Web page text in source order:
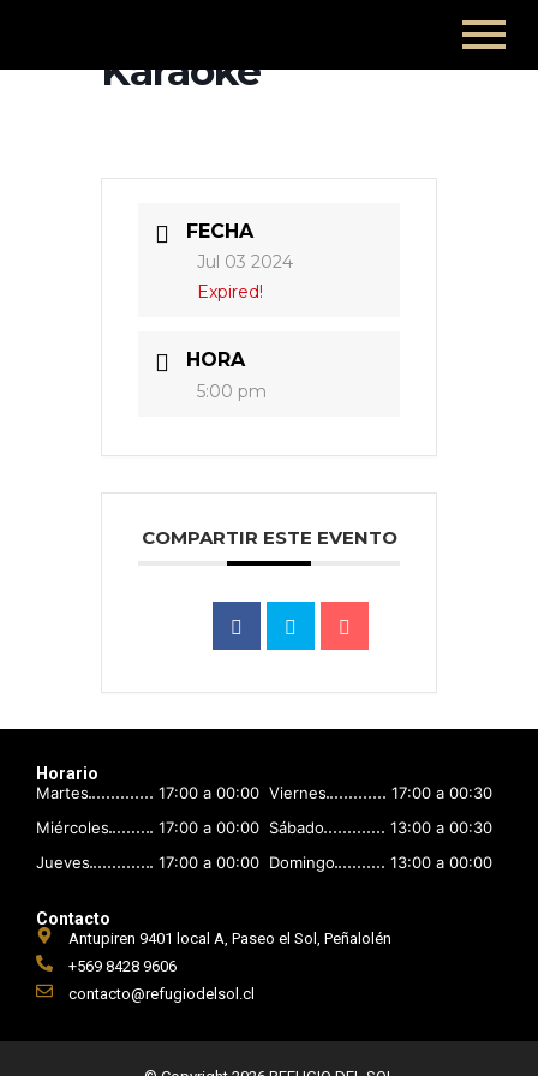
Karaoke
FECHA
Jul 03 2024
Expired!
HORA
5:00 pm
COMPARTIR ESTE EVENTO
Horario
Martes
17:00 a 00:00
Miércoles
17:00 a 00:00
Jueves
17:00 a 00:00
Viernes
17:00 a 00:30
Sábado
13:00 a 00:30
Domingo
13:00 a 00:00
Contacto
Antupiren 9401 local A, Paseo el Sol, Peñalolén
+569 8428 9606
contacto@refugiodelsol.cl